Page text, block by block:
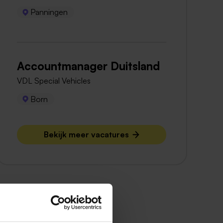
Panningen
Accountmanager Duitsland
VDL Special Vehicles
Born
Bekijk meer vacatures